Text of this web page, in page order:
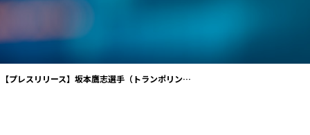
【プレスリリース】坂本鷹志選手（トランポリン…